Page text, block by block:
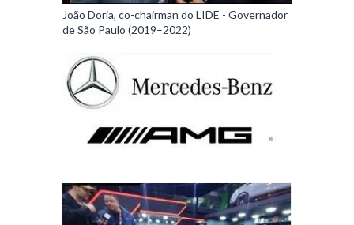
João Doria, co-chairman do LIDE - Governador
de São Paulo (2019–2022)